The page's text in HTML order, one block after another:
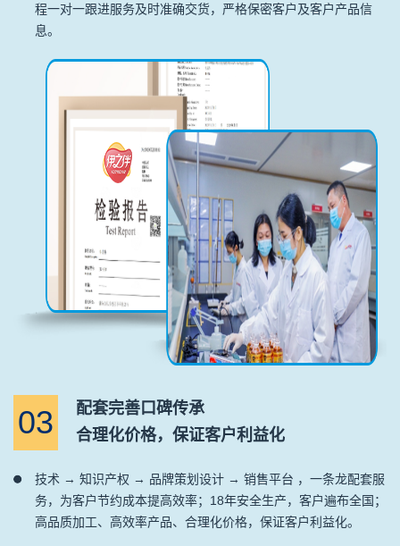
程一对一跟进服务及时准确交货，严格保密客户及客户产品信
息。
03
配套完善口碑传承
合理化价格，保证客户利益化
技术 → 知识产权 → 品牌策划设计 → 销售平台 ，一条龙配套服
务，为客户节约成本提高效率；18年安全生产，客户遍布全国；
高品质加工、高效率产品、合理化价格，保证客户利益化。